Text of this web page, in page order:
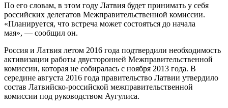
По его словам, в этом году Латвия будет принимать у себя
российских делегатов Межправительственной комиссии.
«Планируется, что встреча может состояться до начала
мая», — сообщил он.
Россия и Латвия летом 2016 года подтвердили необходимость
активизации работы двусторонней Межправительственной
комиссии, которая не собиралась с ноября 2013 года. В
середине августа 2016 года правительство Латвии утвердило
состав Латвийско-российской межправительственной
комиссии под руководством Аугулиса.